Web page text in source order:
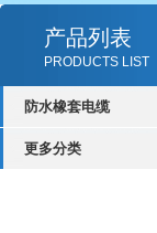
产品列表
PRODUCTS LIST
防水橡套电缆
更多分类